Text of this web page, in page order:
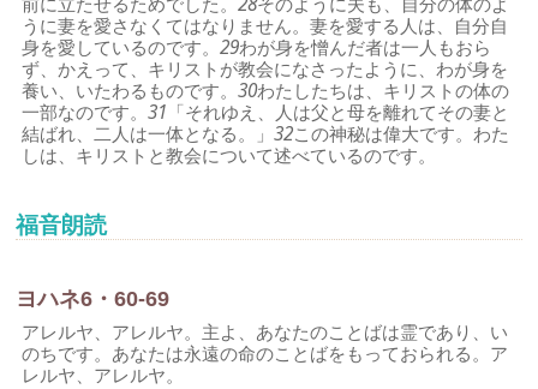
うに妻を愛さなくてはなりません。妻を愛する人は、自分自
身を愛しているのです。29わが身を憎んだ者は一人もおら
ず、かえって、キリストが教会になさったように、わが身を
養い、いたわるものです。30わたしたちは、キリストの体の
一部なのです。31 「それゆえ、人は父と母を離れてその妻と
結ばれ、二人は一体となる。」32この神秘は偉大です。わた
しは、キリストと教会について述べているのです。
福音朗読
ヨハネ6・60-69
アレルヤ、アレルヤ。主よ、あなたのことばは霊であり、い
のちです。あなたは永遠の命のことばをもっておられる。ア
レルヤ、アレルヤ。